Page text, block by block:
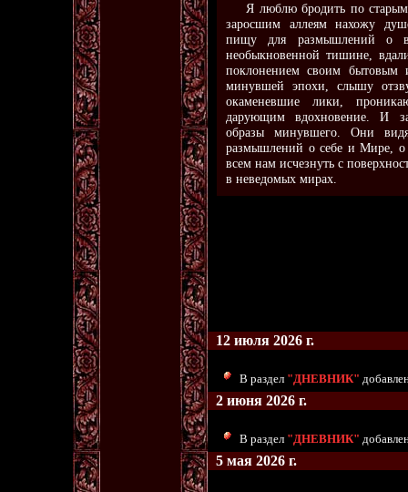
Я люблю бродить по старым
заросшим аллеям нахожу
пищу для размышлений о
необыкновенной тишине,
поклонением своим бытовым
минувшей эпохи, слышу
окаменевшие лики,
дарующим вдохновение. И
образы минувшего. Они
размышлений о себе и Мире, о
всем нам исчезнуть с
в неведомых мирах.
12 июля 2026 г.
В раздел "ДНЕВНИК"
2 июня 2026 г.
В раздел "ДНЕВНИК"
5 мая 2026 г.